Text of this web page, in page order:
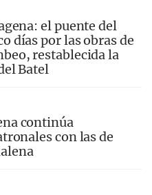
el puente del
días por las obras de
restablecida la
Batel
continúa
con las de